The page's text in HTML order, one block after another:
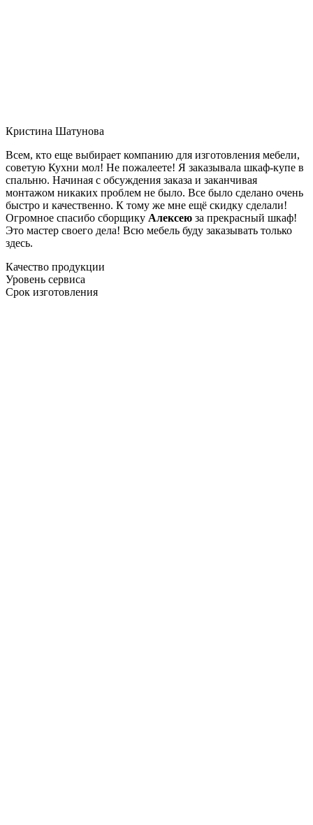
Кристина Шатунова
Всем, кто еще выбирает компанию для изготовления мебели,
советую Кухни мол! Не пожалеете! Я заказывала шкаф-купе в
спальню. Начиная с обсуждения заказа и заканчивая
монтажом никаких проблем не было. Все было сделано очень
быстро и качественно. К тому же мне ещё скидку сделали!
Огромное спасибо сборщику Алексею за прекрасный шкаф!
Это мастер своего дела! Всю мебель буду заказывать только
здесь.
Качество продукции
Уровень сервиса
Срок изготовления